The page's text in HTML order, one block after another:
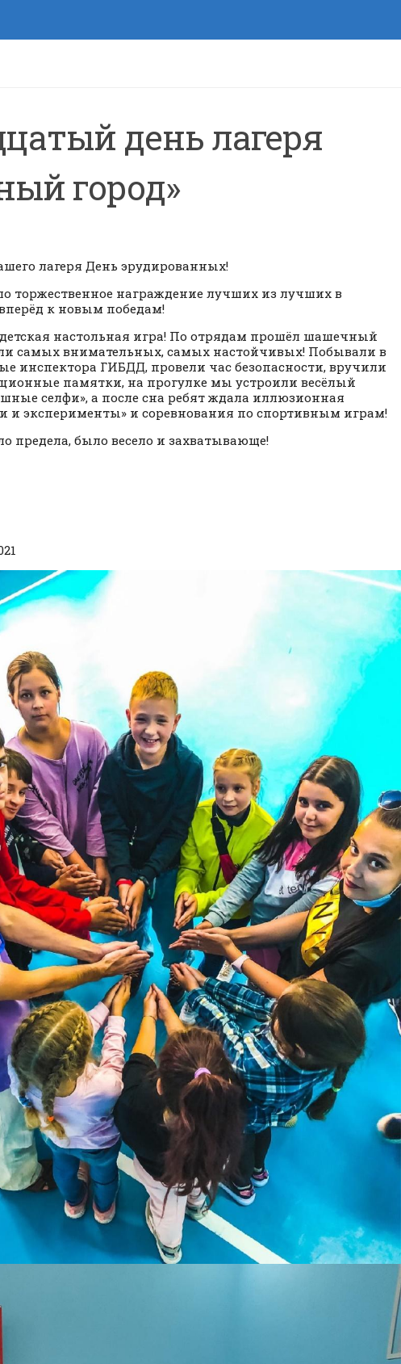
день лагеря
город»
лагеря День эрудированных!
торжественное награждение лучших из лучших в
к новым победам!
настольная игра! По отрядам прошёл шашечный
самых внимательных, самых настойчивых! Побывали в
инспектора ГИБДД, провели час безопасности, вручили
памятки, на прогулке мы устроили весёлый
селфи», а после сна ребят ждала иллюзионная
и эксперименты» и соревнования по спортивным играм!
предела, было весело и захватывающе!